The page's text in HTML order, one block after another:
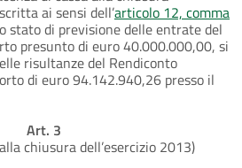
ai sensi dell’articolo 12, comma
stato di previsione delle entrate del
presunto di euro 40.000.000,00, si
risultanze del Rendiconto
di euro 94.142.940,26 presso il
Art. 3
chiusura dell’esercizio 2013)